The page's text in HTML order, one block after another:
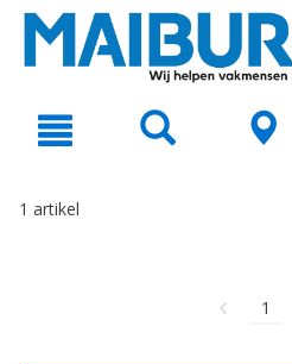
text.skipToNavigation
1 artikel
1